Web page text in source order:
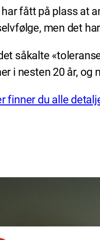
fått på plass at
men det
såkalte
i nesten 20 år, og
finner du alle